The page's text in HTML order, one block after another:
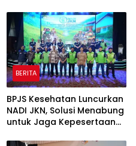
BERITA
BPJS Kesehatan Luncurkan
NADI JKN, Solusi Menabung
untuk Jaga Kepesertaan